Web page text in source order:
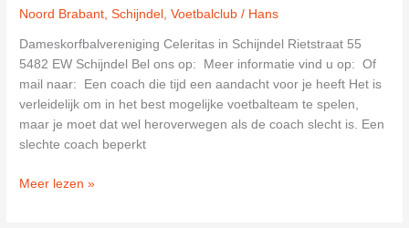
Noord Brabant ,Schijndel ,Voetbalclub / Hans
Dameskorfbalvereniging Celeritas in Schijndel Rietstraat 55
5482 EW Schijndel Bel ons op: Meer informatie vind u op: Of
mail naar: Een coach die tijd een aandacht voor je heeft Het is
verleidelijk om in het best mogelijke voetbalteam te spelen,
maar je moet dat wel heroverwegen als de coach slecht is. Een
slechte coach beperkt
Dameskorfbalvereniging
Meer lezen »